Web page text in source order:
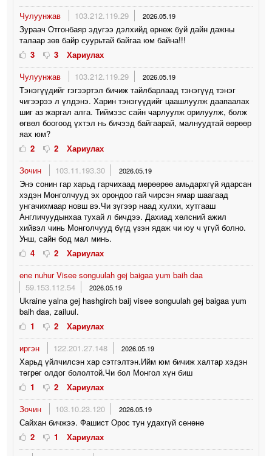
Чулуунжав
103.212.119.29 2026.05.19
Зураач Отгонбаяр эдүгээ дэлхийд өрнөж буй дайн дажны
талаар зөв байр суурьтай байгаа юм байна!!!
3
3
Хариулах
Чулуунжав
103.212.119.29 2026.05.19
Тэнэгүүдийг гэгээртэл бичиж тайлбарлаад тэнэгүүд тэнэг
чигээрээ л үлдэнэ. Харин тэнэгүүдийг цаашлуулж даапаалах
шиг аз жаргал алга. Тиймээс сайн чарлуулж орилуулж, болж
өгвөл боогоод үхтэл нь бичээд байгаарай, малнуудтай өөрөөр
яах юм?
2
2
Хариулах
Зочин
103.11.193.30 2026.05.19
Энэ сонин гар харьд гарчихаад мөрөөрөө амьдархгүй ядарсан
хэдэн Монголчууд эх орондоо гай чирсэн ямар шаагаад
унгачихмаар новш вэ.Чи зүгээр наад хулхи, хутгааш
Англичуудынхаа тухай л бичдээ. Дахиад хөлсний ажил
хийвэл чинь Монголчууд бүгд үзэн ядаж чи юу ч үгүй болно.
Унш, сайн бод мал минь.
4
2
Хариулах
ene nuhur Visee songuulah gej baigaa yum baih daa
59.153.112.54
2026.05.19
Ukraine yalna gej hashgirch baij visee songuulah gej baigaa yum
baih daa, zailuul.
1
2
Хариулах
иргэн
122.201.27.148 2026.05.19
Харьд үйлчилсэн хар сэтгэлтэн.Ийм юм бичиж халтар хэдэн
төгрөг олдог бололтой.Чи бол Монгол хүн биш
1
2
Хариулах
Зочин
103.10.23.120 2026.05.19
Сайхан бичжээ. Фашист Орос тун удахгүй сөнөнө
2
1
Хариулах